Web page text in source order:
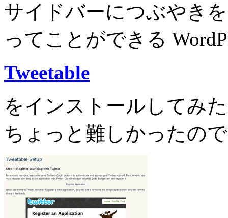
サイドバーにつぶやき
ってことができる
Tweetable
をインストールしてみ
ちょっと難しかったの